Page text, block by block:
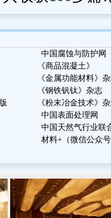
中国腐蚀与防护网
《商品混凝土》
《金属功能材料》
《钢铁钒钛》杂志
《粉末冶金技术》
中国表面处理网
中国天然气行业联
材料+（微信公众